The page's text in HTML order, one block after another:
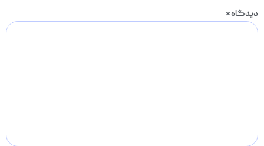
دیدگاه*